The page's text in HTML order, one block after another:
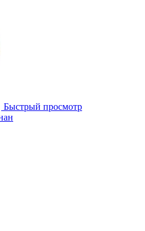
Быстрый просмотр